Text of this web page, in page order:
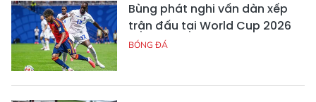
Bùng phát nghi vấn dàn xếp
trận đấu tại World Cup 2026
BÓNG ĐÁ